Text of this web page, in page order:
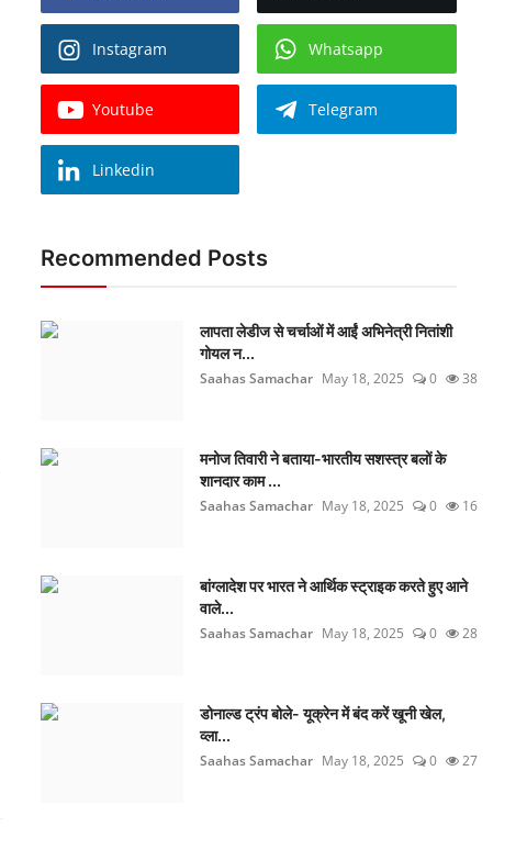
Instagram Whatsapp
Youtube Telegram
Linkedin
Recommended Posts
लापता लेडीज से चर्चाओं में आईं अभिनेत्री नितांशी
गोयल न...
Saahas Samachar May 18, 2025 0 38
मनोज तिवारी ने बताया-भारतीय सशस्त्र बलों के
शानदार काम ...
Saahas Samachar May 18, 2025 0 16
बांग्लादेश पर भारत ने आर्थिक स्ट्राइक करते हुए आने
वाले...
Saahas Samachar May 18, 2025 0 28
डोनाल्ड ट्रंप बोले- यूक्रेन में बंद करें खूनी खेल,
व्ला...
Saahas Samachar May 18, 2025 0 27